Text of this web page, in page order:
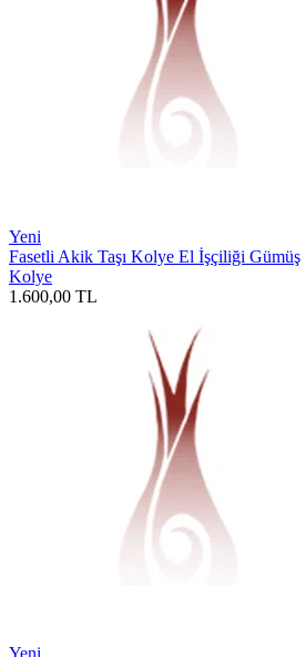
Yeni
Fasetli Akik Taşı Kolye El İşçiliği Gümüş
Kolye
1.600,00 TL
Yeni